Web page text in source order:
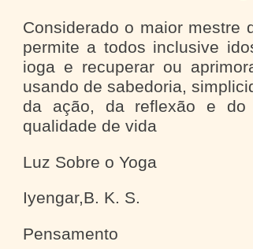
Considerado o maior mestre
permite a todos inclusive
ioga e recuperar ou
usando de sabedoria,
da ação, da reflexão e do
qualidade de vida
Luz Sobre o Yoga
Iyengar,B. K. S.
Pensamento